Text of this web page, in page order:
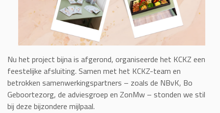
Nu het project bijna is afgerond, organiseerde het KCKZ een
feestelijke afsluiting. Samen met het KCKZ-team en
betrokken samenwerkingspartners – zoals de NBvK, Bo
Geboortezorg, de adviesgroep en ZonMw – stonden we stil
bij deze bijzondere mijlpaal.